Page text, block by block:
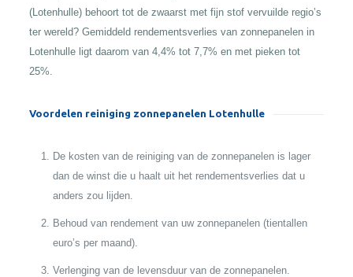
(Lotenhulle) behoort tot de zwaarst met fijn stof vervuilde regio’s
ter wereld? Gemiddeld rendementsverlies van zonnepanelen in
Lotenhulle ligt daarom van 4,4% tot 7,7% en met pieken tot
25%.
Voordelen reiniging zonnepanelen Lotenhulle
De kosten van de reiniging van de zonnepanelen is lager
dan de winst die u haalt uit het rendementsverlies dat u
anders zou lijden.
Behoud van rendement van uw zonnepanelen (tientallen
euro’s per maand).
Verlenging van de levensduur van de zonnepanelen.